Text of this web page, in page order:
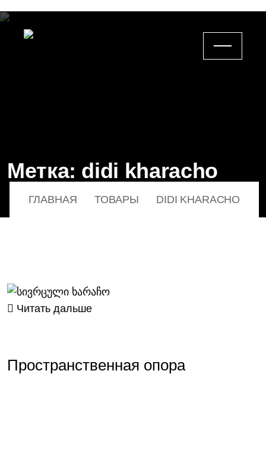
Метка: didi kharacho
ГЛАВНАЯ ТОВАРЫ DIDI KHARACHO
Читать дальше
Пространственная опора